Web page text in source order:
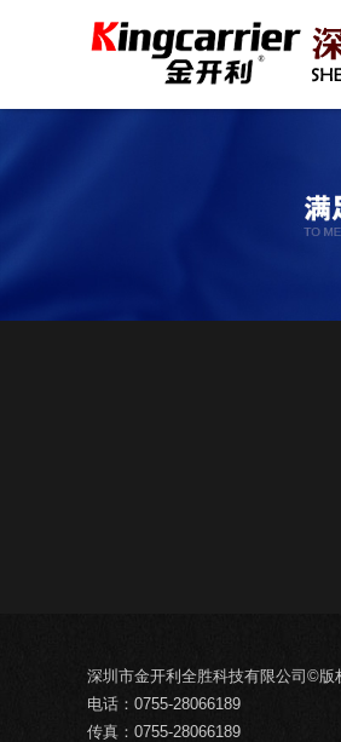
深圳市金开利全胜科技有限公司©版
电话：0755-28066189
传真：0755-28066189